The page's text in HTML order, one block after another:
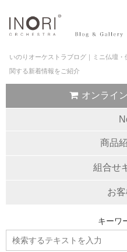
いのりオーケストラブログ｜ミニ仏壇
関する新着情報をご紹介
オンライ
商品
組合せ
お
キーワ